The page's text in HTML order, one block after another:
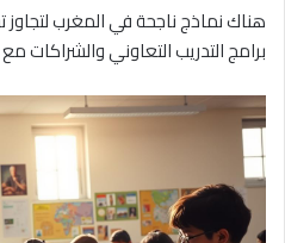
هناك نماذج ناجحة في المغرب لتجاوز
برامج التدريب التعاوني والشراكات